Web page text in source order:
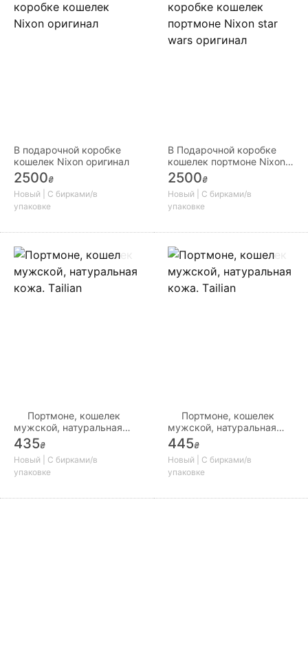
В подарочной коробке
кошелек Nixon оригинал
2500₴
Новый | С бирками/в
упаковке
В Подарочной коробке
кошелек портмоне Nixon
star wars оригинал
2500₴
Новый | С бирками/в
упаковке
Портмоне, кошелек
мужской, натуральная
кожа. Тailian
435₴
Новый | С бирками/в
упаковке
Портмоне, кошелек
мужской, натуральная
кожа. Тailian
445₴
Новый | С бирками/в
упаковке